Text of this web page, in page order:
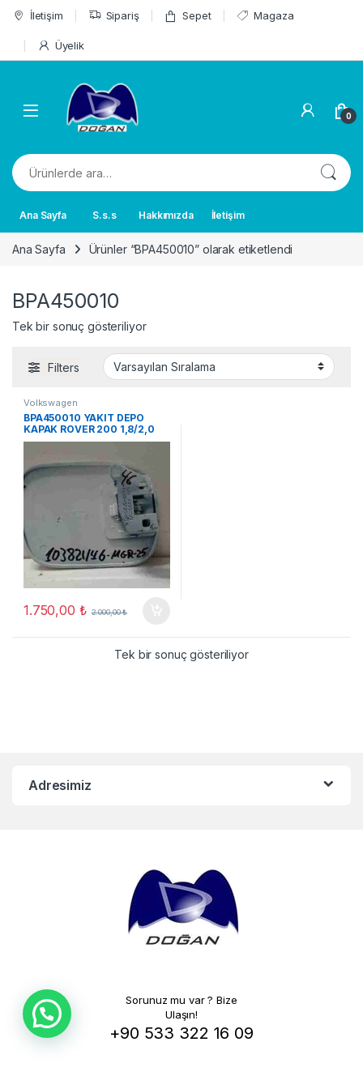
Skip to navigation
Skip to content
İletişim Sipariş Sepet Magaza
Üyelik
0
Ara:
Ana Sayfa S.s.s Hakkımızda İletişim
Ana Sayfa Ürünler “BPA450010” olarak etiketlendi
BPA450010
Tek bir sonuç gösteriliyor
Filters
Volkswagen
BPA450010 YAKIT DEPO
KAPAK ROVER 200 1,8/2,0
1999 (D47)
1.750,00 ₺ 2.000,00₺
Tek bir sonuç gösteriliyor
Adresimiz
Sorunuz mu var ? Bize
Ulaşın!
+90 533 322 16 09